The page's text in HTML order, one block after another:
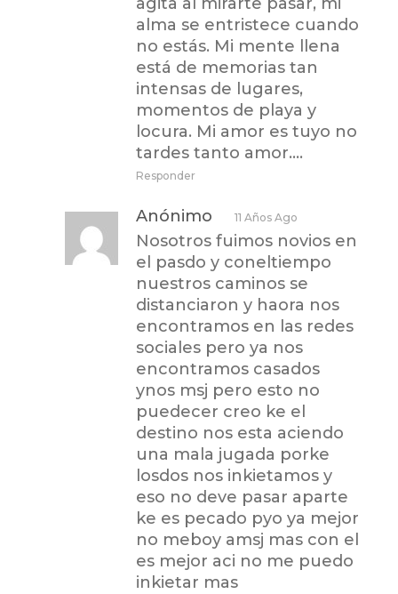
alma se entristece cuando
no estás. Mi mente llena
está de memorias tan
intensas de lugares,
momentos de playa y
locura. Mi amor es tuyo no
tardes tanto amor….
Responder
Anónimo 11 Años Ago
Nosotros fuimos novios en
el pasdo y coneltiempo
nuestros caminos se
distanciaron y haora nos
encontramos en las redes
sociales pero ya nos
encontramos casados
ynos msj pero esto no
puedecer creo ke el
destino nos esta aciendo
una mala jugada porke
losdos nos inkietamos y
eso no deve pasar aparte
ke es pecado pyo ya mejor
no meboy amsj mas con el
es mejor aci no me puedo
inkietar mas